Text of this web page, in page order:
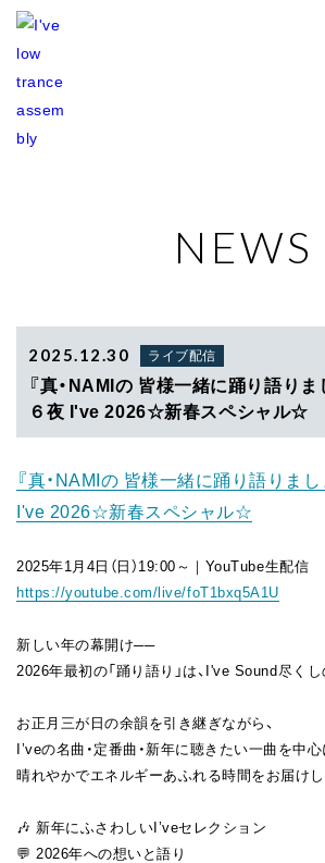
TOP
RELEASE
PROFILE
FAN CLUB
NEWS
2025.12.30 ライブ配信
『真・NAMIの 皆様一緒に踊り語りま
６夜 I've 2026☆新春スペシャル☆
『真・NAMIの 皆様一緒に踊り語りまし
I've 2026☆新春スペシャル☆
2025年1月4日（日）19:00～｜YouTube生配信
https://youtube.com/live/foT1bxq5A1U
新しい年の幕開け──
2026年最初の「踊り語り」は、I've Sound尽くし
お正月三が日の余韻を引き継ぎながら、
I’veの名曲・定番曲・新年に聴きたい一曲を中心
晴れやかでエネルギーあふれる時間をお届けし
🎶 新年にふさわしいI’veセレクション
💬 2026年への想いと語り